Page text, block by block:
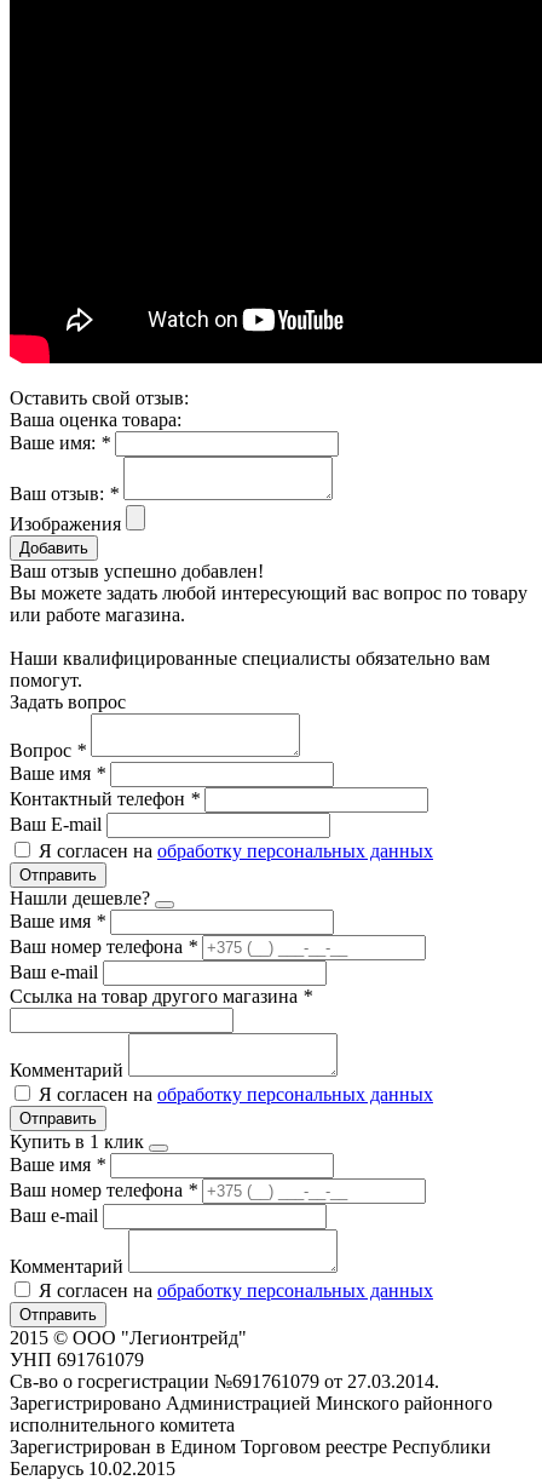
Оставить свой отзыв:
Ваша оценка товара:
Ваше имя: *
Ваш отзыв: *
Изображения
Добавить
Ваш отзыв успешно добавлен!
Вы можете задать любой интересующий вас вопрос по товару
или работе магазина.
Наши квалифицированные специалисты обязательно вам
помогут.
Задать вопрос
Вопрос *
Ваше имя *
Контактный телефон *
Ваш E-mail
Я согласен на обработку персональных данных
Отправить
Нашли дешевле?
Ваше имя *
Ваш номер телефона *
Ваш e-mail
Ссылка на товар другого магазина *
Комментарий
Я согласен на обработку персональных данных
Отправить
Купить в 1 клик
Ваше имя *
Ваш номер телефона *
Ваш e-mail
Комментарий
Я согласен на обработку персональных данных
Отправить
2015 © ООО "Легионтрейд"
УНП 691761079
Св-во о госрегистрации №691761079 от 27.03.2014.
Зарегистрировано Администрацией Минского районного
исполнительного комитета
Зарегистрирован в Едином Торговом реестре Республики
Беларусь 10.02.2015